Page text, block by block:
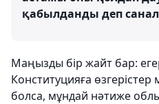
қабылданды деп
Маңызды бір жайт бар:
Конституцияға
болса, мұндай нәтиже